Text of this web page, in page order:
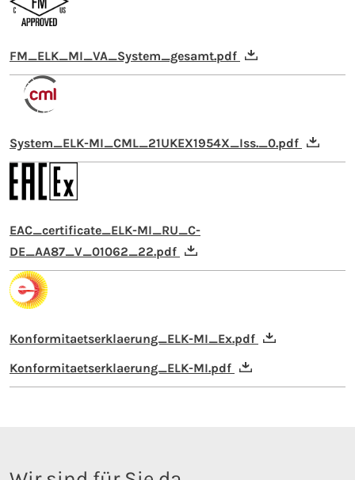
FM_ELK_MI_VA_System_gesamt.pdf
System_ELK-MI_CML_21UKEX1954X_Iss._0.pdf
EAC_certificate_ELK-MI_RU_C-
DE_AA87_V_01062_22.pdf
Konformitaetserklaerung_ELK-MI_Ex.pdf
Konformitaetserklaerung_ELK-MI.pdf